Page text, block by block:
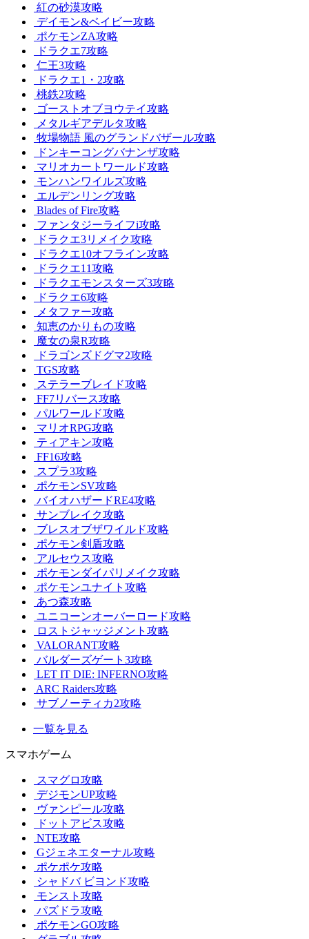
紅の砂漠攻略
デイモン&ベイビー攻略
ポケモンZA攻略
ドラクエ7攻略
仁王3攻略
ドラクエ1・2攻略
桃鉄2攻略
ゴーストオブヨウテイ攻略
メタルギアデルタ攻略
牧場物語 風のグランドバザール攻略
ドンキーコングバナンザ攻略
マリオカートワールド攻略
モンハンワイルズ攻略
エルデンリング攻略
Blades of Fire攻略
ファンタジーライフi攻略
ドラクエ3リメイク攻略
ドラクエ10オフライン攻略
ドラクエ11攻略
ドラクエモンスターズ3攻略
ドラクエ6攻略
メタファー攻略
知恵のかりもの攻略
魔女の泉R攻略
ドラゴンズドグマ2攻略
TGS攻略
ステラーブレイド攻略
FF7リバース攻略
パルワールド攻略
マリオRPG攻略
ティアキン攻略
FF16攻略
スプラ3攻略
ポケモンSV攻略
バイオハザードRE4攻略
サンブレイク攻略
ブレスオブザワイルド攻略
ポケモン剣盾攻略
アルセウス攻略
ポケモンダイパリメイク攻略
ポケモンユナイト攻略
あつ森攻略
ユニコーンオーバーロード攻略
ロストジャッジメント攻略
VALORANT攻略
バルダーズゲート3攻略
LET IT DIE: INFERNO攻略
ARC Raiders攻略
サブノーティカ2攻略
一覧を見る
スマホゲーム
スマグロ攻略
デジモンUP攻略
ヴァンピール攻略
ドットアビス攻略
NTE攻略
Gジェネエターナル攻略
ポケポケ攻略
シャドバ ビヨンド攻略
モンスト攻略
パズドラ攻略
ポケモンGO攻略